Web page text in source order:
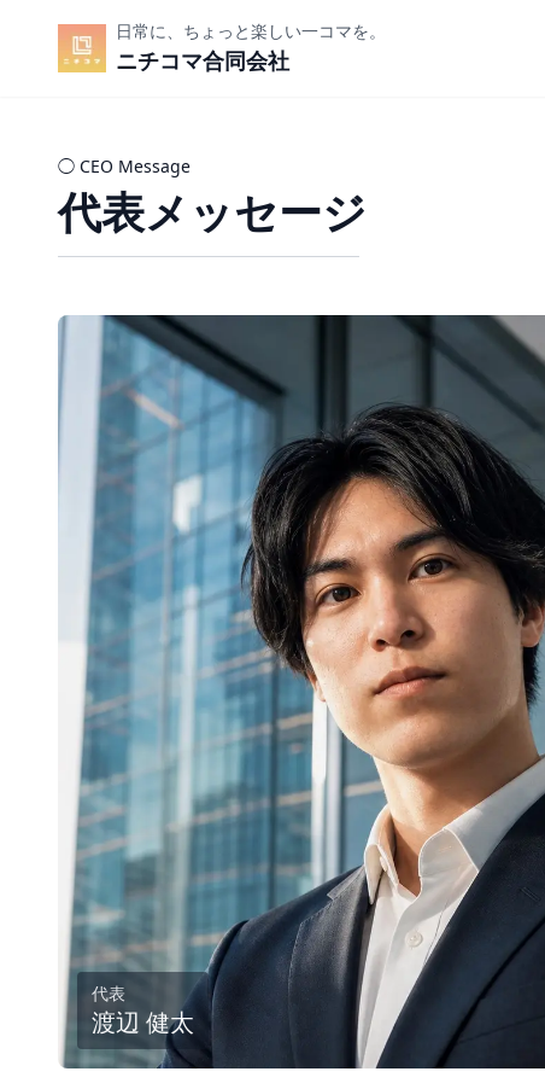
日常に、ちょっと楽しい一コマを。
ニチコマ合同会社
◯ CEO Message
代表メッセージ
代表
渡辺 健太